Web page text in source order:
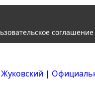
соглашение